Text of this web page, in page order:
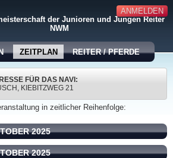
ANMELDEN
der Junioren und Jungen Reiter
NWM
ZEITPLAN REITER / PFERDE
FÜR DAS NAVI:
KIEBITZWEG 21
in zeitlicher Reihenfolge:
2025
2025